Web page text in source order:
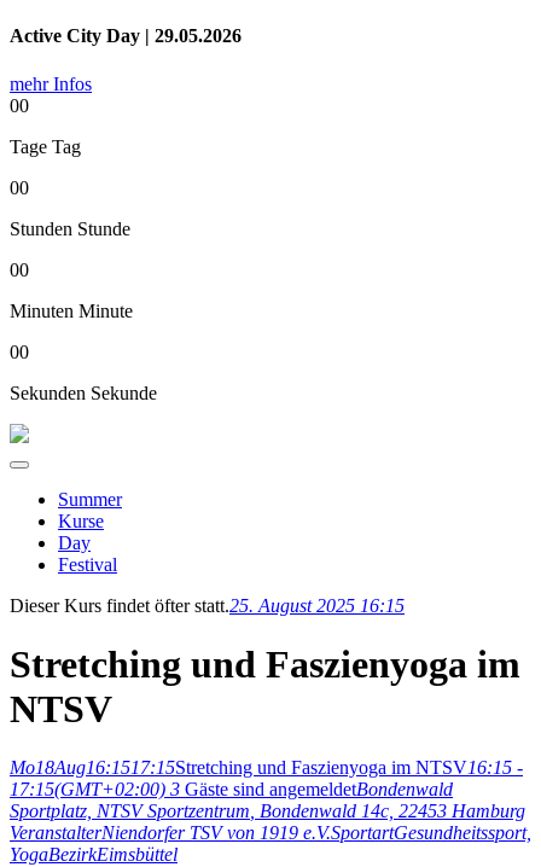
Active City Day | 29.05.2026
mehr Infos
00
Tage Tag
00
Stunden Stunde
00
Minuten Minute
00
Sekunden Sekunde
Summer
Kurse
Day
Festival
Dieser Kurs findet öfter statt.25. August 2025 16:15
Stretching und Faszienyoga im
NTSV
Mo18Aug16:1517:15Stretching und Faszienyoga im NTSV16:15 -
17:15(GMT+02:00) 3 Gäste sind angemeldetBondenwald
Sportplatz, NTSV Sportzentrum, Bondenwald 14c, 22453 Hamburg
VeranstalterNiendorfer TSV von 1919 e.V.SportartGesundheitssport,
YogaBezirkEimsbüttel